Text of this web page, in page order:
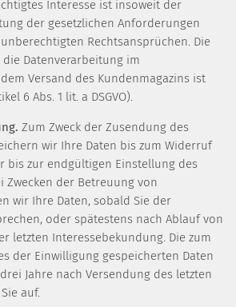
Interesse ist insoweit der
der gesetzlichen Anforderungen
Rechtsansprüchen. Die
Datenverarbeitung im
Versand des Kundenmagazins ist
6 Abs. 1 lit. a DSGVO).
Zum Zweck der Zusendung des
wir Ihre Daten bis zum Widerruf
bis zur endgültigen Einstellung des
Zwecken der Betreuung von
wir Ihre Daten, sobald Sie der
oder spätestens nach Ablauf von
letzten Interessebekundung. Die zum
der Einwilligung gespeicherten Daten
Jahre nach Versendung des letzten
auf.